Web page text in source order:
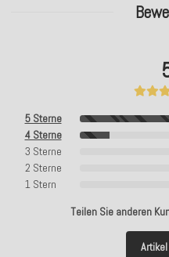
5 Sterne
4 Sterne
3 Sterne
2 Sterne
1 Stern
Teilen Sie anderen